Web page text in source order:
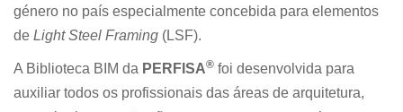
género no país especialmente concebida para elementos
de Light Steel Framing (LSF).
A Biblioteca BIM da PERFISA® foi desenvolvida para
auxiliar todos os profissionais das áreas de arquitetura,